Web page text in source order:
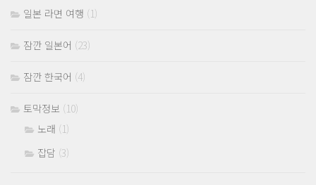
일본 라면 여행 (1)
잠깐 일본어 (23)
잠깐 한국어 (4)
토막정보 (10)
노래 (1)
잡담 (3)